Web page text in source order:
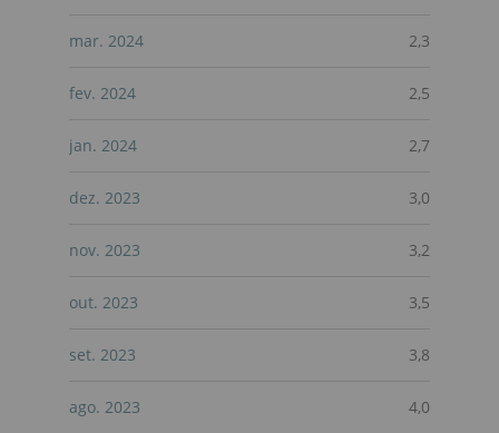
mar. 2024 2,3
fev. 2024 2,5
jan. 2024 2,7
dez. 2023 3,0
nov. 2023 3,2
out. 2023 3,5
set. 2023 3,8
ago. 2023 4,0